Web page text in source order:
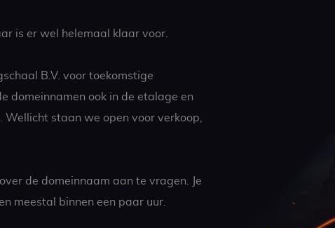
is er wel helemaal klaar voor.
B.V. voor toekomstige
domeinnamen ook in de etalage en
staan we open voor verkoop,
de domeinnaam aan te vragen. Je
meestal binnen een paar uur.